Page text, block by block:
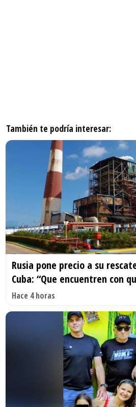
También te podría interesar:
Rusia pone precio a su
Cuba: “Que encuentren con
Hace 4 horas